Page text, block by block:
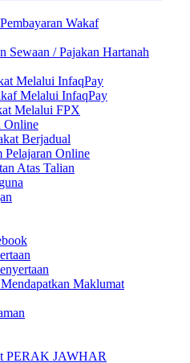
Wakaf
Sewaan / Pajakan Hartanah
Melalui InfaqPay
Melalui InfaqPay
Melalui FPX
Online
Berjadual
Pelajaran Online
Atas Talian
Maklumat
PERAK JAWHAR